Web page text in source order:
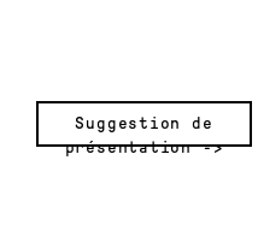
Suggestion de
présentation ->